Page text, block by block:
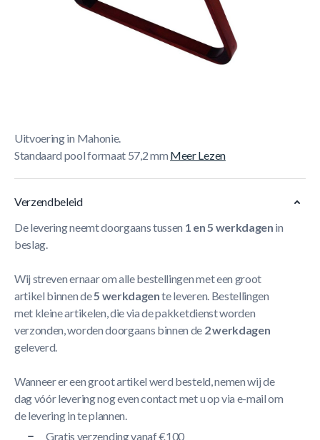
Uitvoering in Mahonie.
Standaard pool formaat 57,2 mm Meer Lezen
Verzendbeleid
De levering neemt doorgaans tussen 1 en 5 werkdagen in
beslag.
Wij streven ernaar om alle bestellingen met een groot
artikel binnen de5 werkdagente leveren. Bestellingen
met kleine artikelen, die via de pakketdienst worden
verzonden, worden doorgaans binnen de 2 werkdagen
geleverd.
Wanneer er een groot artikel werd besteld, nemen wij de
dag vóór levering nog even contact met u op via e-mail om
de levering in te plannen.
Gratis verzending vanaf €100